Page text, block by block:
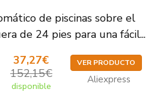
de piscinas sobre el
de 24 pies para una fácil...
37,27€
152,15€
disponible
VER PRODUCTO
Aliexpress